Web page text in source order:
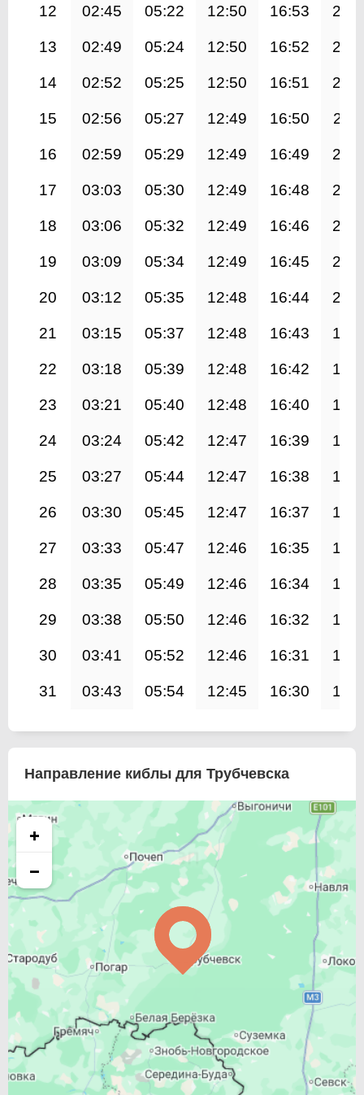
12 02:45 05:22 12:50 16:53
13 02:49 05:24 12:50 16:52
14 02:52 05:25 12:50 16:51
15 02:56 05:27 12:49 16:50
16 02:59 05:29 12:49 16:49
17 03:03 05:30 12:49 16:48
18 03:06 05:32 12:49 16:46
19 03:09 05:34 12:49 16:45
20 03:12 05:35 12:48 16:44
21 03:15 05:37 12:48 16:43
22 03:18 05:39 12:48 16:42
23 03:21 05:40 12:48 16:40
24 03:24 05:42 12:47 16:39
25 03:27 05:44 12:47 16:38
26 03:30 05:45 12:47 16:37
27 03:33 05:47 12:46 16:35
28 03:35 05:49 12:46 16:34
29 03:38 05:50 12:46 16:32
30 03:41 05:52 12:46 16:31
31 03:43 05:54 12:45 16:30
Направление киблы для Трубчевска
+
−